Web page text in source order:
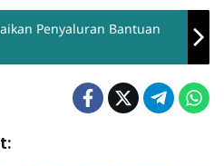
Penyaluran Bantuan